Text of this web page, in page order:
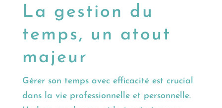
La gestion du
temps, un atout
majeur
Gérer son temps avec efficacité est crucial
dans la vie professionnelle et personnelle.